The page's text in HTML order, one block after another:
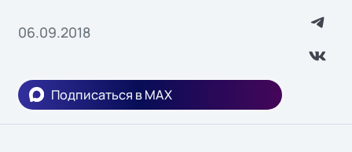
06.09.2018
Подписаться в MAX